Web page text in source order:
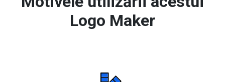
Logo Maker